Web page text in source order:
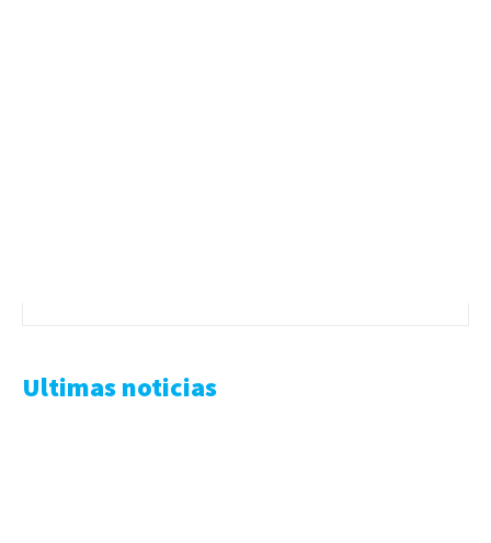
Ultimas noticias